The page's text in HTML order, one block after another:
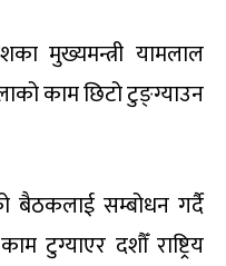
मुख्यमन्त्री यामलाल
काम छिटो टुङ्ग्याउन
बैठकलाई सम्बोधन गर्दै
टुग्याएर दशौँ राष्ट्रिय